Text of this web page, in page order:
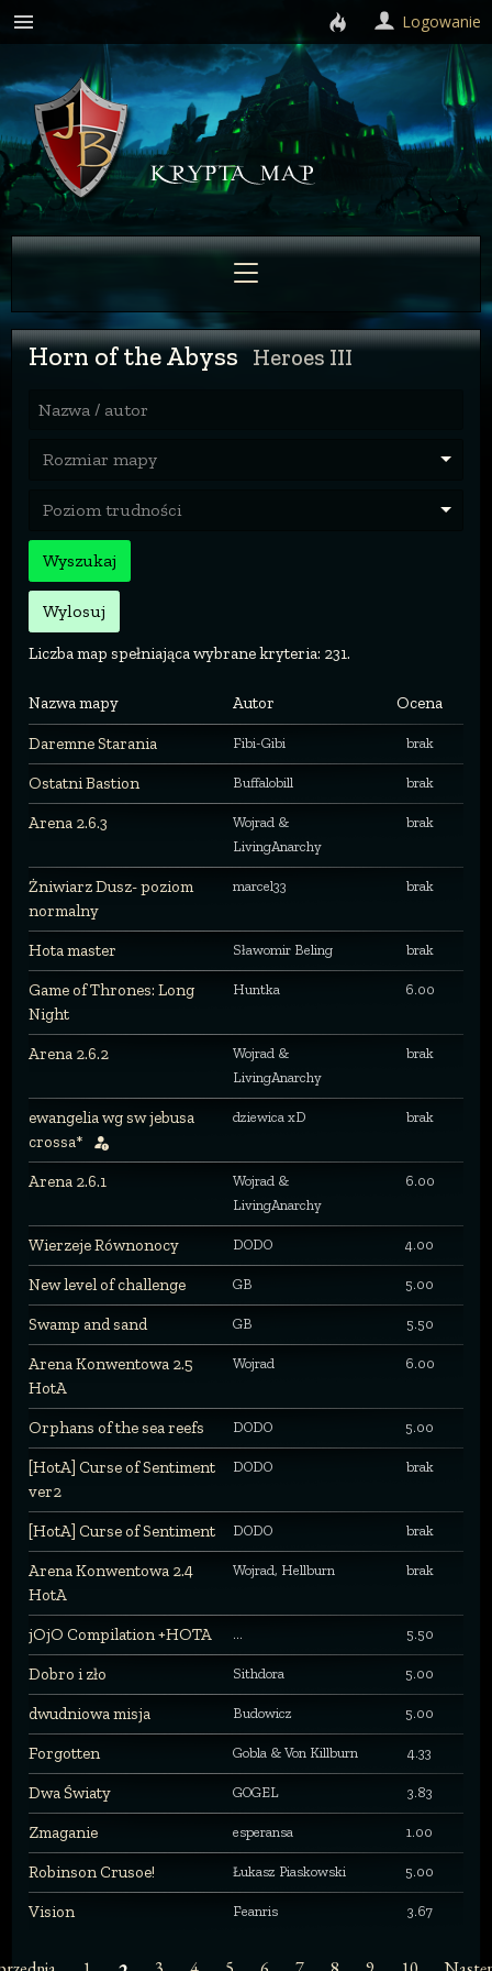
Horn of the Abyss Heroes III
Nazwa / autor
Rozmiar mapy
Poziom trudności
Wyszukaj
Wylosuj
Liczba map spełniająca wybrane kryteria: 231.
Nazwa mapy Autor Ocena
Daremne Starania Fibi-Gibi brak
Ostatni Bastion Buffalobill brak
Arena 2.6.3
Wojrad &
LivingAnarchy
brak
Żniwiarz Dusz- poziom
normalny
marcel33 brak
Hota master Sławomir Beling brak
Game of Thrones: Long
Night
Huntka 6.00
Arena 2.6.2
Wojrad &
LivingAnarchy
brak
ewangelia wg sw jebusa
crossa*
dziewica xD brak
Arena 2.6.1
Wojrad &
LivingAnarchy
6.00
Wierzeje Równonocy DODO 4.00
New level of challenge GB 5.00
Swamp and sand GB 5.50
Arena Konwentowa 2.5
HotA
Wojrad 6.00
Orphans of the sea reefs DODO 5.00
[HotA] Curse of Sentiment
ver2
DODO brak
[HotA] Curse of Sentiment DODO brak
Arena Konwentowa 2.4
HotA
Wojrad, Hellburn brak
jOjO Compilation +HOTA ... 5.50
Dobro i zło Sithdora 5.00
dwudniowa misja Budowicz 5.00
Forgotten Gobla & Von Killburn 4.33
Dwa Światy GOGEL 3.83
Zmaganie esperansa 1.00
Robinson Crusoe! Łukasz Piaskowski 5.00
Vision Feanris 3.67
Logowanie